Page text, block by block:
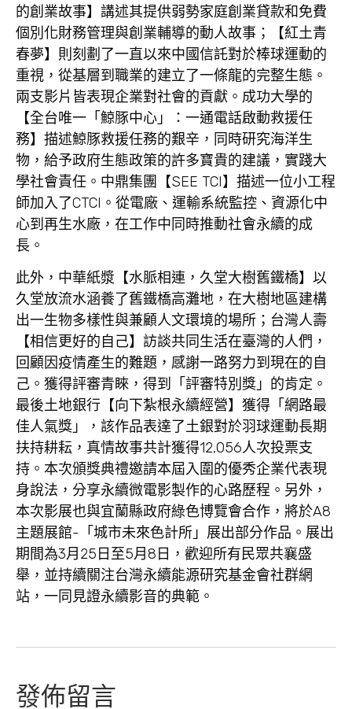
的創業故事】講述其提供弱勢家庭創業貸款和免費
個別化財務管理與創業輔導的動人故事；【紅土青
春夢】則刻劃了一直以來中國信託對於棒球運動的
重視，從基層到職業的建立了一條龍的完整生態。
兩支影片皆表現企業對社會的貢獻。成功大學的
【全台唯一「鯨豚中心」：一通電話啟動救援任
務】描述鯨豚救援任務的艱辛，同時研究海洋生
物，給予政府生態政策的許多寶貴的建議，實踐大
學社會責任。中鼎集團【SEE TCI】描述一位小工程
師加入了CTCI。從電廠、運輸系統監控、資源化中
心到再生水廠，在工作中同時推動社會永續的成
長。
此外，中華紙漿【水脈相連，久堂大樹舊鐵橋】以
久堂放流水涵養了舊鐵橋高灘地，在大樹地區建構
出一生物多樣性與兼顧人文環境的場所；台灣人壽
【相信更好的自己】訪談共同生活在臺灣的人們，
回顧因疫情產生的難題，感謝一路努力到現在的自
己。獲得評審青睞，得到「評審特別獎」的肯定。
最後土地銀行【向下紮根永續經營】獲得「網路最
佳人氣獎」，該作品表達了土銀對於羽球運動長期
扶持耕耘，真情故事共計獲得12,056人次投票支
持。本次頒獎典禮邀請本屆入圍的優秀企業代表現
身說法，分享永續微電影製作的心路歷程。另外，
本次影展也與宜蘭縣政府綠色博覽會合作，將於A8
主題展館-「城市未來色計所」展出部分作品。展出
期間為3月25日至5月8日，歡迎所有民眾共襄盛
舉，並持續關注台灣永續能源研究基金會社群網
站，一同見證永續影音的典範。
發佈留言